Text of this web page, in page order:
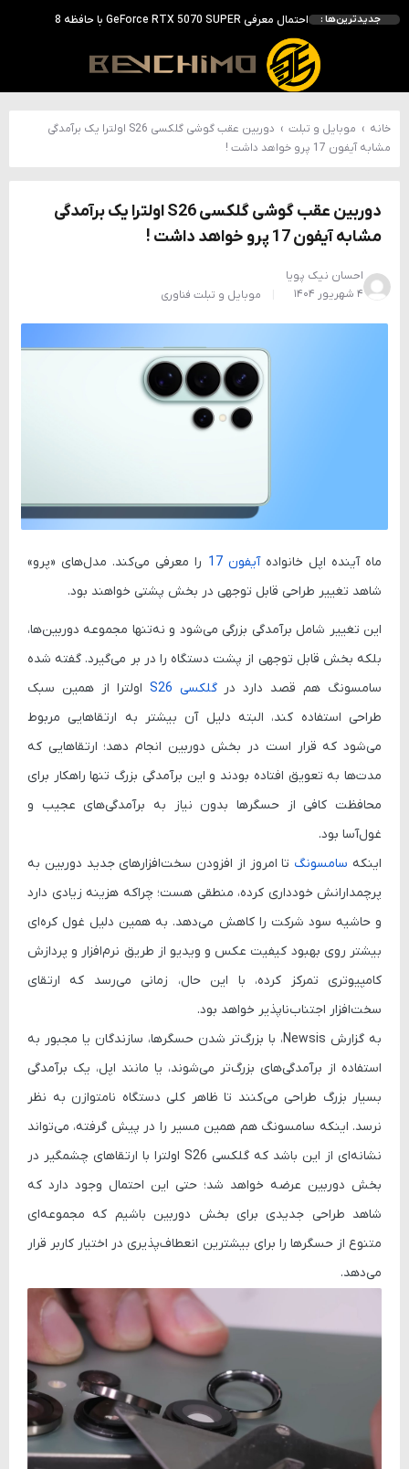
جدیدترین‌ها :
انویدیا DLSS 5 را با سه مدل هوش مصنوعی معرفی کرد؛ انتقادهای اولیه نتیجه داد
انویدیا پردازنده 88 هسته‌ای Vera را معرفی کرد؛ CPU اختصاصی برای نسل بعدی هوش مصنوعی
بالاخره سنسور Hotspot کارت‌های RTX 50 ظاهر شد؛ HWMonitor 1.65 تنها نماینده نمایش نیست
بررسی کیس GAMDIAS NESO P1 Pro؛ فول‌تاوری مهندسی‌شده برای سیستم‌های رده‌بالا
خانه › موبایل و تبلت ›
دوربین عقب گوشی گلکسی S26 اولترا یک برآمدگی
مشابه آیفون 17 پرو خواهد داشت !
دوربین عقب گوشی گلکسی S26 اولترا یک برآمدگی
مشابه آیفون 17 پرو خواهد داشت !
احسان نیک پویا
۴ شهریور ۱۴۰۴
موبایل و تبلت فناوری
ماه آینده اپل خانوادهآیفون 17
را معرفی می‌کند. مدل‌های «پرو»
شاهد تغییر طراحی قابل توجهی در بخش پشتی خواهند بود.
این تغییر شامل برآمدگی بزرگی می‌شود و نه‌تنها مجموعه دوربین‌ها،
بلکه بخش قابل توجهی از پشت دستگاه را در بر می‌گیرد. گفته شده
سامسونگ هم قصد دارد درگلکسی S26
اولترا از همین سبک
طراحی استفاده کند، البته دلیل آن بیشتر به ارتقاهایی مربوط
می‌شود که قرار است در بخش دوربین انجام دهد؛ ارتقاهایی که
مدت‌ها به تعویق افتاده بودند و این برآمدگی بزرگ تنها راهکار برای
محافظت کافی از حسگرها بدون نیاز به برآمدگی‌های عجیب و
غول‌آسا بود.
اینکه سامسونگ تا امروز از افزودن سخت‌افزارهای جدید دوربین به
پرچمدارانش خودداری کرده، منطقی هست؛ چراکه هزینه زیادی دارد
و حاشیه سود شرکت را کاهش می‌دهد. به همین دلیل غول کره‌ای
بیشتر روی بهبود کیفیت عکس و ویدیو از طریق نرم‌افزار و پردازش
کامپیوتری تمرکز کرده، با این حال، زمانی می‌رسد که ارتقای
سخت‌افزار اجتناب‌ناپذیر خواهد بود.
به گزارش Newsis، با بزرگ‌تر شدن حسگرها، سازندگان یا مجبور به
استفاده از برآمدگی‌های بزرگ‌تر می‌شوند، یا مانند اپل، یک برآمدگی
بسیار بزرگ طراحی می‌کنند تا ظاهر کلی دستگاه نامتوازن به نظر
نرسد. اینکه سامسونگ هم همین مسیر را در پیش گرفته، می‌تواند
نشانه‌ای از این باشد که گلکسی S26 اولترا با ارتقاهای چشمگیر در
بخش دوربین عرضه خواهد شد؛ حتی این احتمال وجود دارد که
شاهد طراحی جدیدی برای بخش دوربین باشیم که مجموعه‌ای
متنوع از حسگرها را برای بیشترین انعطاف‌پذیری در اختیار کاربر قرار
می‌دهد.